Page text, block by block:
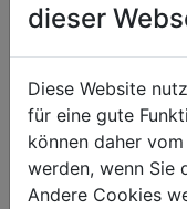
dieser
Diese Website
für eine gute
können daher
werden, wenn Sie
Andere Cookies